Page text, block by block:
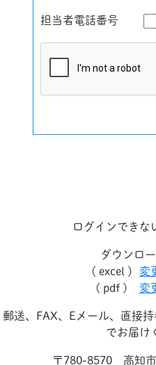
担当者電話番号
ログインできな
ダウンロ
( excel )
変
( pdf )
変
郵送、FAX、Eメール、直接
でお届け
〒780-8570 高知